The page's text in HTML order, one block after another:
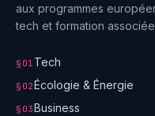
aux programmes
tech et formation
§01 Tech
§02Écologie & Énergie
§03Business